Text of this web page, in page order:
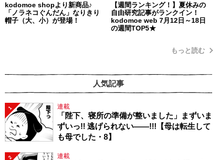
kodomoe shopより新商品♪
「ノラネコぐんだん」なりきり
帽子（大、小）が登場！
【週間ランキング！】夏休みの
自由研究記事がランクイン！
kodomoe web 7月12日～18日
の週間TOP5★
もっと読む
人気記事
1 連載
「陛下、寝所の準備が整いました」まずいま
ずいっ!! 逃げられない――!!!【母は転生して
も母でした・8】
2 連載